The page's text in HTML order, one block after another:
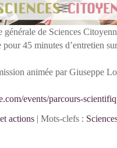
de Sciences
45 minutes d’entretien
animée par Giuseppe
events/parcours-
actions | Mots-clefs :